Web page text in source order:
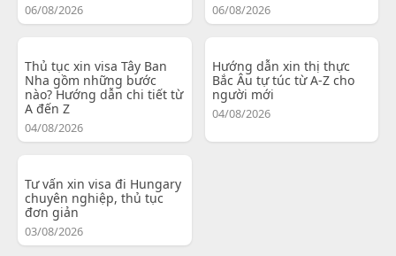
06/08/2026 06/08/2026
Thủ tục xin visa Tây Ban
Nha gồm những bước
nào? Hướng dẫn chi tiết từ
A đến Z
04/08/2026
Hướng dẫn xin thị thực
Bắc Âu tự túc từ A-Z cho
người mới
04/08/2026
Tư vấn xin visa đi Hungary
chuyên nghiệp, thủ tục
đơn giản
03/08/2026